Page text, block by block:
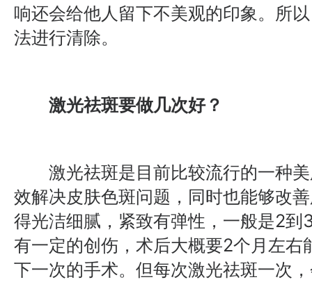
响还会给他人留下不美观的印象。所
法进行清除。
激光祛斑要做几次好？
激光祛斑是目前比较流行的一种美
效解决皮肤色斑问题，同时也能够改
得光洁细腻，紧致有弹性，一般是2
有一定的创伤，术后大概要2个月左右
下一次的手术。但每次激光祛斑一次